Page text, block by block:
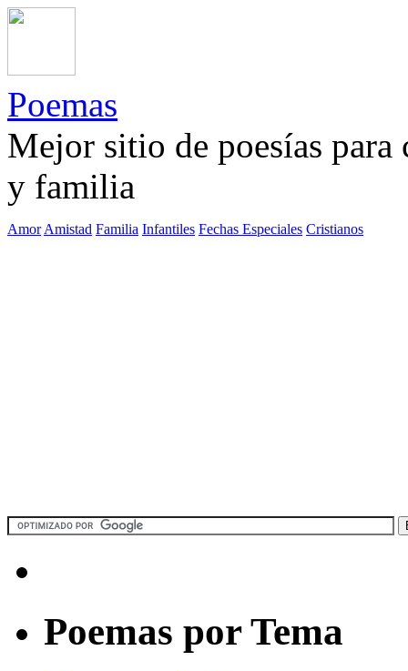
Poemas
Mejor sitio de poesías
y familia
Amor Amistad Familia Infantiles Fechas Especiales Cristianos
Poemas por Tema